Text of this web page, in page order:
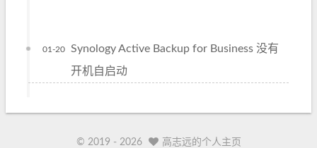
Synology Active Backup for Business 没有
开机自启动
01-20
© 2019 - 2026
高志远的个人主页